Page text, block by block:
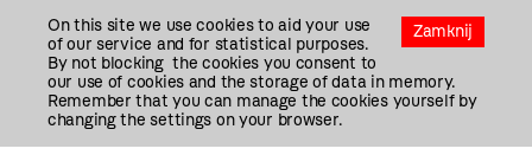
Zamknij
On this site we use cookies to aid your use
of our service and for statistical purposes.
By not blocking the cookies you consent to
our use of cookies and the storage of data in memory.
Remember that you can manage the cookies yourself by
changing the settings on your browser.